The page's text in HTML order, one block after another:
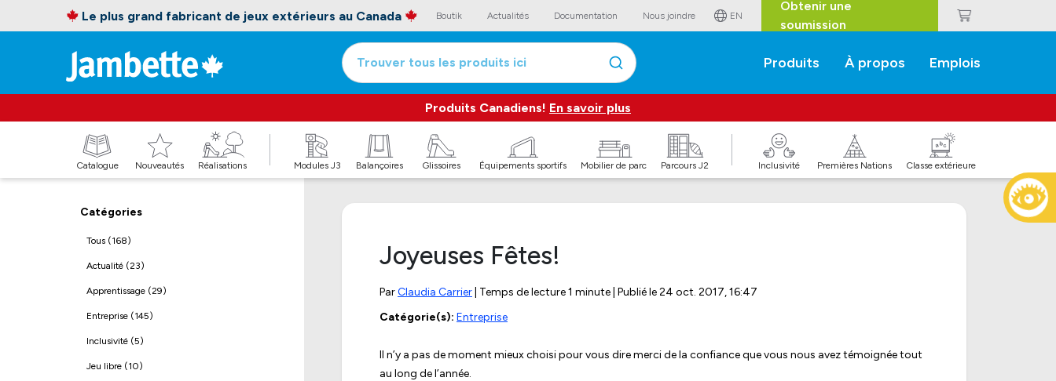
Le plus grand fabricant de jeux extérieurs au Canada Boutik Actualités Documentation Nous joindre EN
Obtenir une
soumission
Trouver tous les produits ici Produits À propos Emplois
Produits Canadiens! En savoir plus
Catalogue Nouveautés Réalisations Modules J3 Balançoires Glissoires Équipements sportifs Mobilier de parc Parcours J2 Inclusivité Premières Nations Classe extérieure
Catégories
Tous (168)
Actualité (23)
Apprentissage (29)
Entreprise (145)
Inclusivité (5)
Jeu libre (10)
Joyeuses Fêtes!
ParClaudia Carrier | Temps de lecture 1 minute | Publié le24 oct. 2017, 16:47
Catégorie(s): Entreprise
Il n’y a pas de moment mieux choisi pour vous dire merci de la confiance que vous nous avez témoignée tout
au long de l’année.